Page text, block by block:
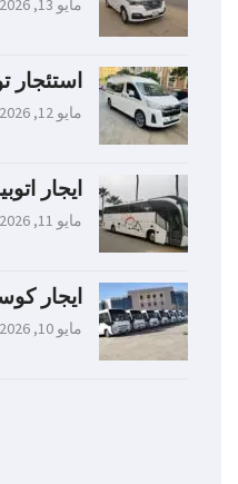
مايو 13, 2026
استئجار
مايو 12, 2026
ايجار
مايو 11, 2026
ايجار كوستر 21 راكب الى
مايو 10, 2026